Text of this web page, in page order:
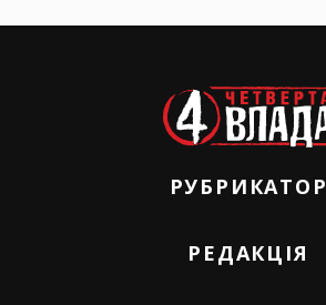
РУБРИКАТОР
РЕДАКЦІЯ